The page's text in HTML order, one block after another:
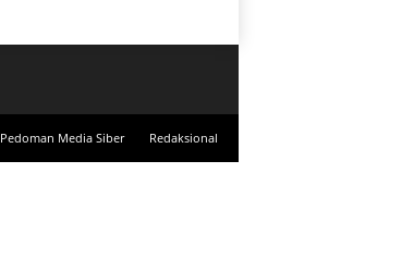
Pedoman Media Siber Redaksional